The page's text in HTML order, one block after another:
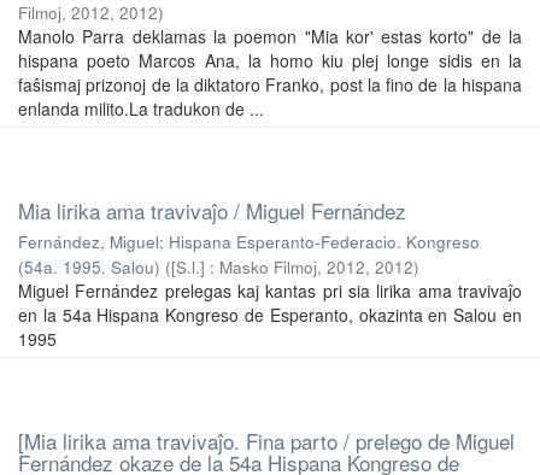
Filmoj, 2012, 2012)
Manolo Parra deklamas la poemon "Mia kor' estas korto" de la
hispana poeto Marcos Ana, la homo kiu plej longe sidis en la
faŝismaj prizonoj de la diktatoro Franko, post la fino de la hispana
enlanda milito.La tradukon de ...
Mia lirika ama travivaĵo / Miguel Fernández
Fernández, Miguel; Hispana Esperanto-Federacio. Kongreso
(54a. 1995. Salou) ([S.l.] : Masko Filmoj, 2012, 2012)
Miguel Fernández prelegas kaj kantas pri sia lirika ama travivaĵo
en la 54a Hispana Kongreso de Esperanto, okazinta en Salou en
1995
[Mia lirika ama travivaĵo. Fina parto / prelego de Miguel
Fernández okaze de la 54a Hispana Kongreso de